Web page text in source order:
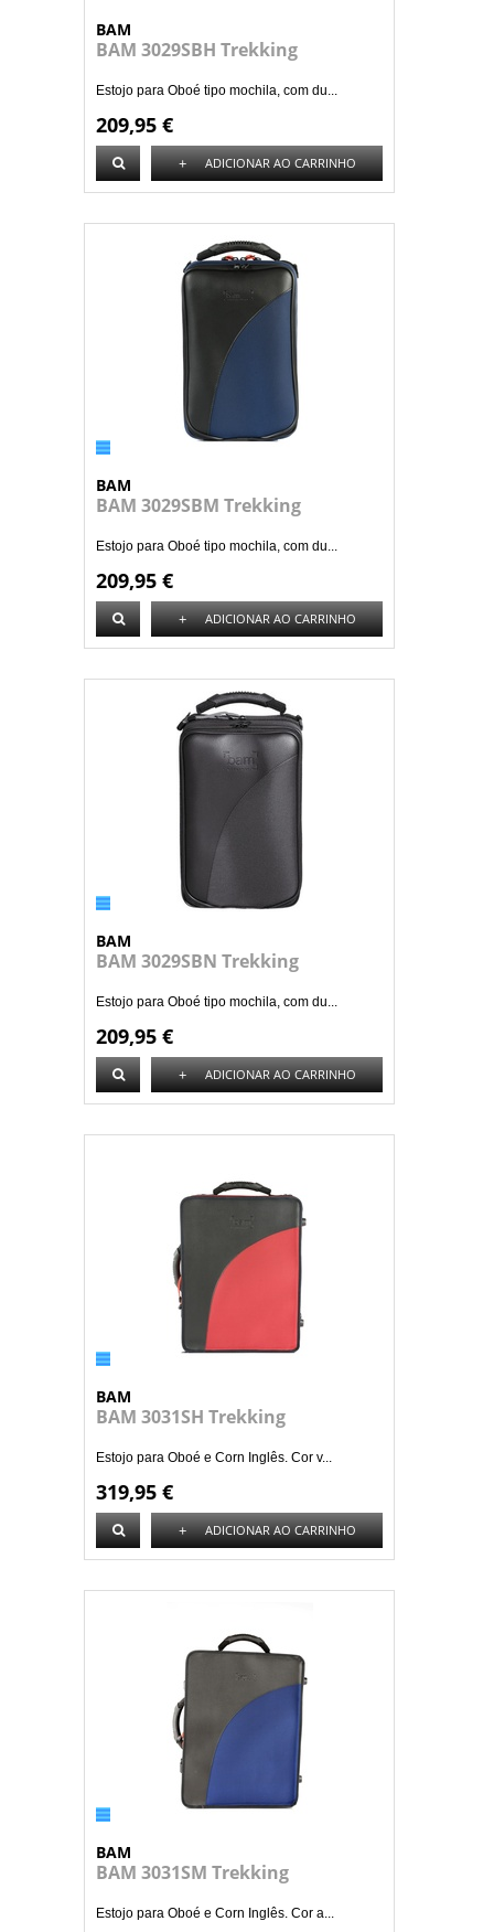
BAM
BAM 3029SBH Trekking
Estojo para Oboé tipo mochila, com du...
209,95 €
+ ADICIONAR AO CARRINHO
BAM
BAM 3029SBM Trekking
Estojo para Oboé tipo mochila, com du...
209,95 €
+ ADICIONAR AO CARRINHO
BAM
BAM 3029SBN Trekking
Estojo para Oboé tipo mochila, com du...
209,95 €
+ ADICIONAR AO CARRINHO
BAM
BAM 3031SH Trekking
Estojo para Oboé e Corn Inglês. Cor v...
319,95 €
+ ADICIONAR AO CARRINHO
BAM
BAM 3031SM Trekking
Estojo para Oboé e Corn Inglês. Cor a...